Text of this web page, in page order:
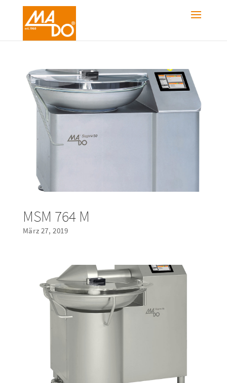
MSM 764 M
März 27, 2019